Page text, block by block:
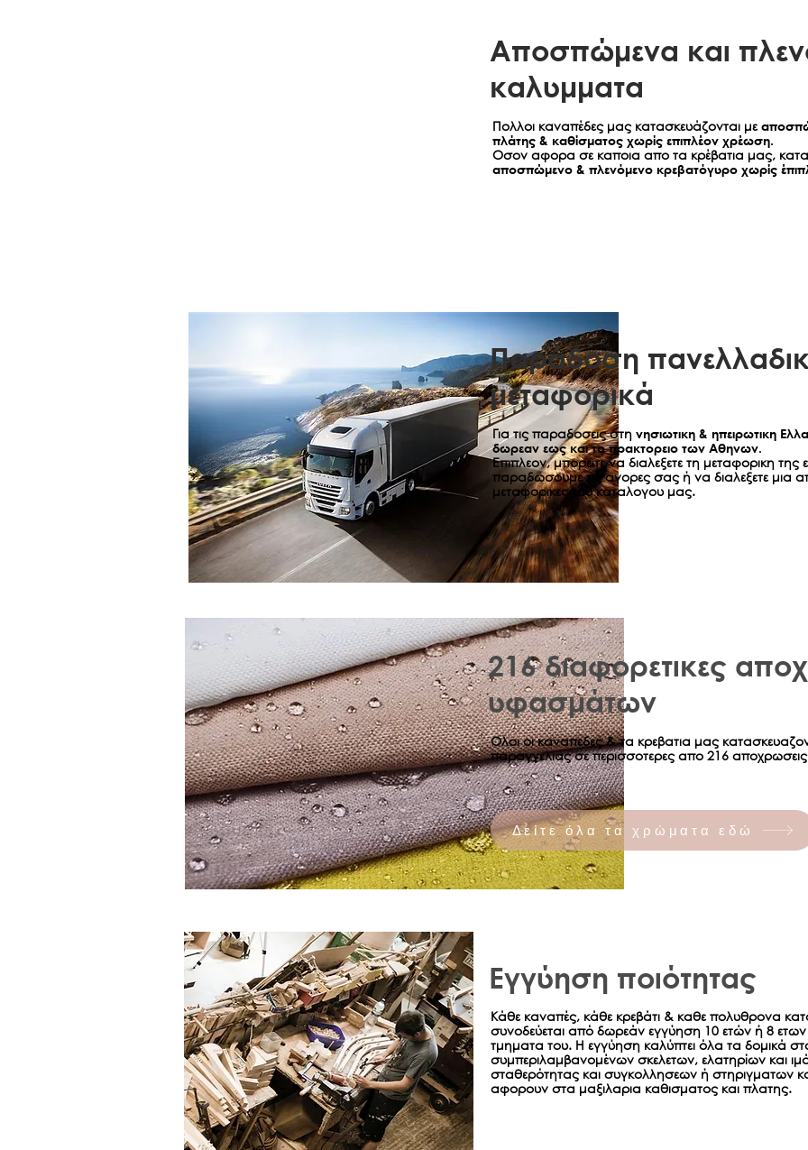
Aποσπώμενα και
καλυμματα
Πολλοι καναπέδες μας κατασκευάζονται με
πλάτης & καθίσματος χωρίς επιπλέον χρέωση.
Οσον αφορα σε καποια απο τα κρέβατια μας,
αποσπώμενο & πλενόμενο κρεβατόγυρο χωρίς
Παράδοση
μεταφορικά
Για τις παραδοσεις στη νησιωτικη & ηπειρωτικη
δωρεαν εως και το πρακτορειο των Αθηνων.
Επιπλεον, μπορειτε να διαλεξετε τη μεταφορικη
παραδωσουμε τις αγορες σας ή να διαλεξετε μια
μεταφορικες του καταλογου μας.
216 διαφορετικες
υφασμάτων
Ολοι οι καναπεδες & τα κρεβατια μας
παραγγελιας σε περισσοτερες απο 216 αποχρωσεις
Δείτε όλα τα χρώματα εδώ
Εγγύηση ποιότητας
Κάθε καναπές, κάθε κρεβάτι & καθε πολυθρονα
συνοδεύεται από δωρεάν εγγύηση 10 ετών ή 8
τμηματα του. Η εγγύηση καλύπτει όλα τα δομικά
συμπεριλαμβανομένων σκελετων, ελατηρίων και
σταθερότητας και συγκολλησεων ή στηριγματων
αφορουν στα μαξιλαρια καθισματος και πλατης.